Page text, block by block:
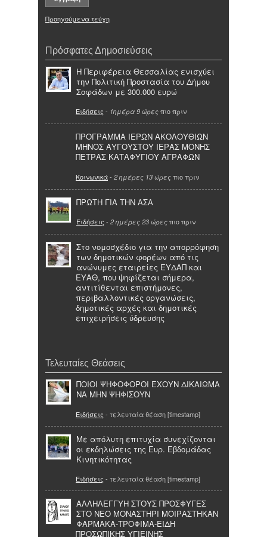
Προηγούμενα τεύχη
Πρόσφατες Δημοσιεύσεις
Η Περιφέρεια Θεσσαλίας ενισχύει
την Πολιτική Προστασία του Δήμου
Σοφάδων με 300.000 ευρώ
Ειδήσεις - 1ημέρα 9 ώρες πιο πριν
ΠΡΟΓΡΑΜΜΑ ΙΕΡΩΝ ΑΚΟΛΟΥΘΙΩΝ
ΜΗΝΟΣ ΑΥΓΟΥΣΤΟΥ ΙΕΡΑΣ ΜΟΝΗΣ
ΠΕΤΡΑΣ ΚΑΤΑΦΥΓΙΟΥ ΑΓΡΑΦΩΝ
Κοινωνικά- 2 ημέρες 13 ώρες πιο πριν
ΠΡΩΤΗ ΓΙΑ ΤΗΝ ΑΣΑ
Ειδήσεις - 2 ημέρες 23 ώρες πιο πριν
Στο νομοσχέδιο για την απορρόφηση
των δημοτικών φορέων από τις
ανώνυμες εταιρείες ΕΥΔΑΠ και
ΕΥΑΘ, που ψηφίζεται σήμερα,
αντιτίθενται επιστήμονες,
περιβαλλοντικές οργανώσεις,
δημοτικές αρχές και δημοτικές
επιχειρήσεις ύδρευσης
Τελευταίες Θεάσεις
ΠΟΙΟΙ ΨΗΦΟΦΟΡΟΙ ΕΧΟΥΝ ΔΙΚΑΙΩΜΑ
ΝΑ ΜΗΝ ΨΗΦΙΣΟΥΝ
Ειδήσεις - τελευταία θέαση [timestamp]
Με απόλυτη επιτυχία συνεχίζονται
οι εκδηλώσεις της Ευρ. Εβδομάδας
Κινητικότητας
Ειδήσεις - τελευταία θέαση [timestamp]
ΑΛΛΗΛΕΓΓΥΗ ΣΤΟΥΣ ΠΡΟΣΦΥΓΕΣ
ΣΤΟ ΝΕΟ ΜΟΝΑΣΤΗΡΙ ΜΟΙΡΑΣΤΗΚΑΝ
ΦΑΡΜΑΚΑ-ΤΡΟΦΙΜΑ-ΕΙΔΗ
ΠΡΟΣΩΠΙΚΗΣ ΥΓΙΕΙΝΗΣ